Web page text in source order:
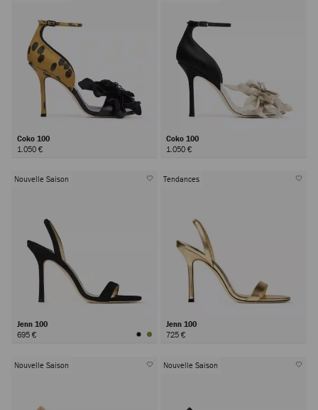
Coko 100
1.050 €
Coko 100
1.050 €
Nouvelle Saison
Jenn 100
695 €
Tendances
Jenn 100
725 €
Nouvelle Saison Nouvelle Saison